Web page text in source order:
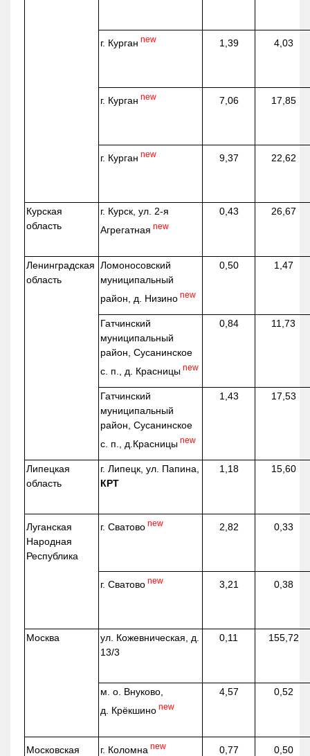
г. Курган new 1,39 4,03
г. Курган new 7,06 17,85
г. Курган new 9,37 22,62
Курская
область
г. Курск, ул. 2-я
Агрегатная new
0,43 26,67
Ленинградская
область
Ломоносовский
муниципальный
район, д. Низино new
0,50 1,47
Гатчинский
муниципальный
район, Сусанинское
с. п., д. Красницы new
0,84 11,73
Гатчинский
муниципальный
район, Сусанинское
с. п., д.Красницы new
1,43 17,53
Липецкая
область
г. Липецк, ул. Папина,
КРТ
1,18 15,60
Луганская
Народная
Республика
г. Сватово new 2,82 0,33
г. Сватово new 3,21 0,38
Москва ул. Кожевническая, д.
13/3
0,11 155,72
м. о. Внуково,
д. Крёкшино new
4,57 0,52
Московская
г. Коломна new 0,77 0,50